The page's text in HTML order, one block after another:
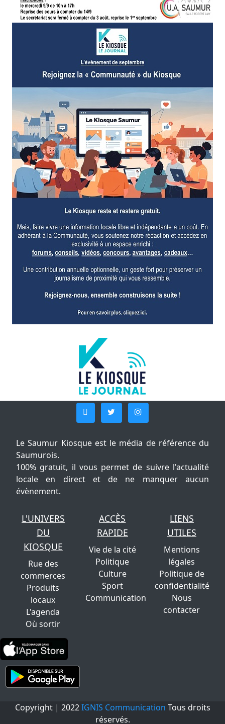
Le Saumur Kiosque est le média de référence du
Saumurois.
100% gratuit, il vous permet de suivre l'actualité
locale en direct et de ne manquer aucun
évènement.
L'UNIVERS
DU
KIOSQUE
Rue des
commerces
Produits
locaux
L'agenda
Où sortir
ACCÈS
RAPIDE
Vie de la cité
Politique
Culture
Sport
Communication
LIENS
UTILES
Mentions
légales
Politique de
confidentialité
Nous
contacter
Copyright | 2022IGNIS Communication Tous droits
réservés.